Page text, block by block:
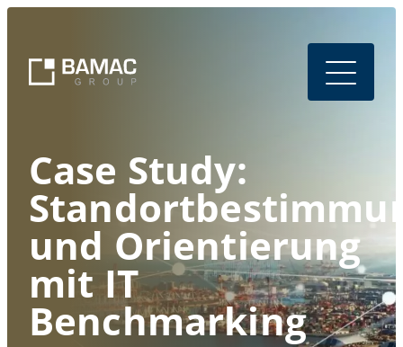
Case Study:
und Orientierung
mit IT
Benchmarking